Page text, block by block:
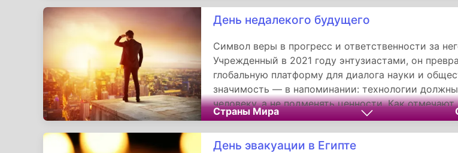
и экологической ответственности. Это день
гармония не данность, а ежедневный выбор в
День недалекого будущего
Символ веры в прогресс и ответственности за
Учрежденный в 2021 году энтузиастами, он
глобальную платформу для диалога науки и
значимость — в напоминании: технологии
человеку, а не подменять ценности. Как отмечают
участники праздника, «завтра» начинается с
сегодняшних решений — разумных, гуманных и
Страны Мира
День эвакуации в Египте